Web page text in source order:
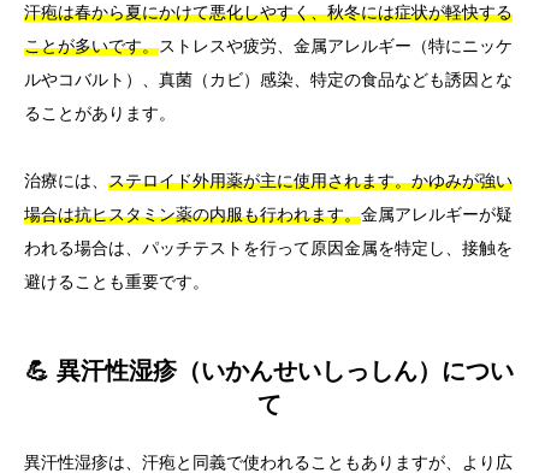
汗疱は春から夏にかけて悪化しやすく、秋冬には症状が軽快する
ことが多いです。ストレスや疲労、金属アレルギー（特にニッケ
ルやコバルト）、真菌（カビ）感染、特定の食品なども誘因とな
ることがあります。
治療には、 ステロイド外用薬が主に使用されます。かゆみが強い
場合は抗ヒスタミン薬の内服も行われます。金属アレルギーが疑
われる場合は、パッチテストを行って原因金属を特定し、接触を
避けることも重要です。
💪 異汗性湿疹（いかんせいしっしん）につい
て
異汗性湿疹は、汗疱と同義で使われることもありますが、より広